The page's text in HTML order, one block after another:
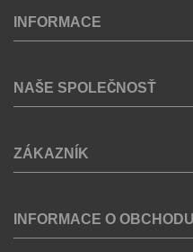
INFORMACE
NAŠE SPOLEČNOSŤ
ZÁKAZNÍK
INFORMACE O OBCHODU